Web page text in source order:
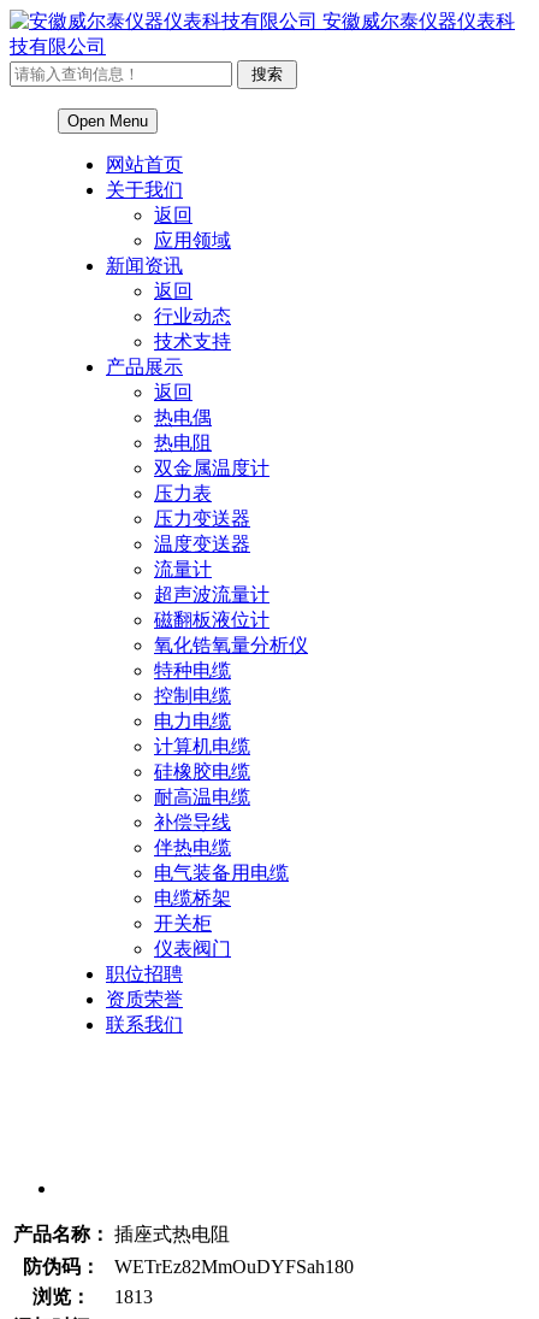
安徽威尔泰仪器仪表科
技有限公司
Open Menu
网站首页
关于我们
返回
应用领域
新闻资讯
返回
行业动态
技术支持
产品展示
返回
热电偶
热电阻
双金属温度计
压力表
压力变送器
温度变送器
流量计
超声波流量计
磁翻板液位计
氧化锆氧量分析仪
特种电缆
控制电缆
电力电缆
计算机电缆
硅橡胶电缆
耐高温电缆
补偿导线
伴热电缆
电气装备用电缆
电缆桥架
开关柜
仪表阀门
职位招聘
资质荣誉
联系我们
产品名称： 插座式热电阻
防伪码：
WETrEz82MmOuDYFSah180
浏览：
1813